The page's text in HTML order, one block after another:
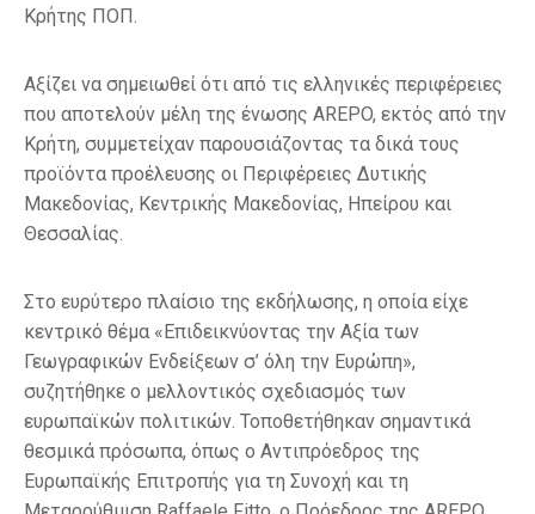
Κρήτης ΠΟΠ.
Αξίζει να σημειωθεί ότι από τις ελληνικές περιφέρειες
που αποτελούν μέλη της ένωσης AREPO, εκτός από την
Κρήτη, συμμετείχαν παρουσιάζοντας τα δικά τους
προϊόντα προέλευσης οι Περιφέρειες Δυτικής
Μακεδονίας, Κεντρικής Μακεδονίας, Ηπείρου και
Θεσσαλίας.
Στο ευρύτερο πλαίσιο της εκδήλωσης, η οποία είχε
κεντρικό θέμα «Επιδεικνύοντας την Αξία των
Γεωγραφικών Ενδείξεων σ’ όλη την Ευρώπη»,
συζητήθηκε ο μελλοντικός σχεδιασμός των
ευρωπαϊκών πολιτικών. Τοποθετήθηκαν σημαντικά
θεσμικά πρόσωπα, όπως ο Αντιπρόεδρος της
Ευρωπαϊκής Επιτροπής για τη Συνοχή και τη